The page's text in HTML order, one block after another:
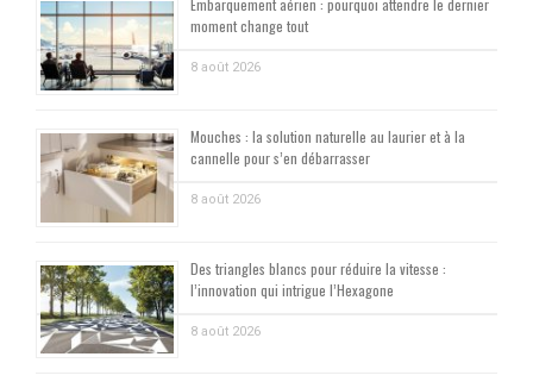
Embarquement aérien : pourquoi attendre le dernier
moment change tout
8 août 2026
Mouches : la solution naturelle au laurier et à la
cannelle pour s’en débarrasser
8 août 2026
Des triangles blancs pour réduire la vitesse :
l’innovation qui intrigue l’Hexagone
8 août 2026